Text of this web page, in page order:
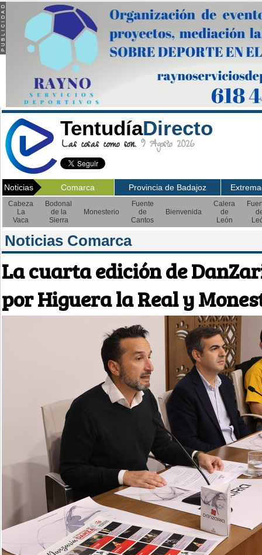
TentudíaDirecto
Las cosas como son. 9 Agosto 2026
Noticias Comarca Provincia de Badajoz
Cabeza
La
Vaca
Bodonal
de la
Sierra
Monesterio
Fuente
de
Cantos
Bienvenida
Calera
de
León
Noticias Comarca
La cuarta edición de
por Higuera la Real y